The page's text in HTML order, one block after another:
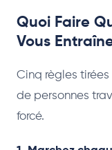
Quoi Faire
Vous
Cinq règles
de personnes
forcé.